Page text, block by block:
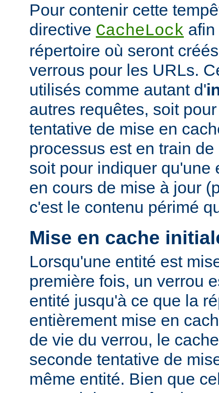
Pour contenir cette
directive CacheLock
répertoire où seront
verrous pour les URLs.
utilisés comme autant d'
autres requêtes, soit
tentative de mise en
processus est en train
soit pour indiquer qu'une
en cours de mise à jour
c'est le contenu périmé
Mise en cache
Lorsqu'une entité est
première fois, un verrou
entité jusqu'à ce que la
entièrement mise en
de vie du verrou, le
seconde tentative de
même entité. Bien que